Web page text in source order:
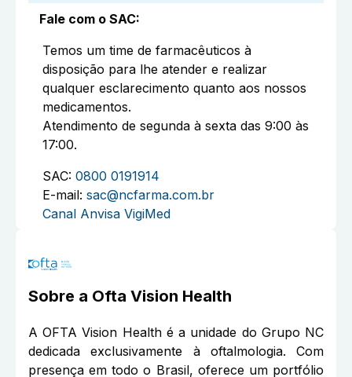
Fale com o SAC:
Temos um time de farmacêuticos à
disposição para lhe atender e realizar
qualquer esclarecimento quanto aos nossos
medicamentos.
Atendimento de segunda à sexta das 9:00 às
17:00.
SAC: 0800 0191914
E-mail: sac@ncfarma.com.br
Canal Anvisa VigiMed
Sobre a Ofta Vision Health
A OFTA Vision Health é a unidade do Grupo NC
dedicada exclusivamente à oftalmologia. Com
presença em todo o Brasil, oferece um portfólio